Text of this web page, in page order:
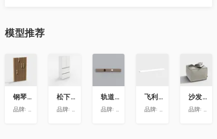
模型推荐
钢琴键挂衣架9
品牌:
澳华装饰
藏
松下喜马拉雅 600L冰箱大溪地
品牌:
松下
藏
轨道插座9
品牌:
依百纳定制家具 全新VR上线 让您提前
飞利浦LS160灯带-低压灯带-100mm
品牌:
昕诺飞
收
藏
沙发凳坐墩
品牌:
澳华